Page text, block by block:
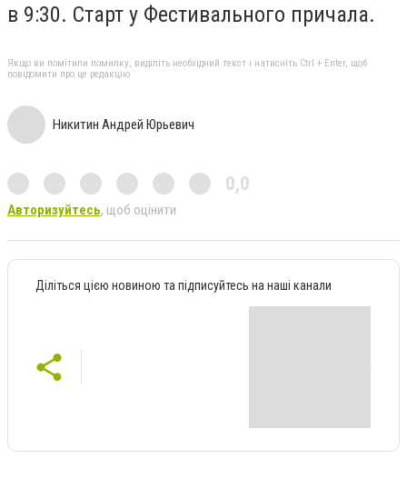
в 9:30. Старт у Фестивального причала.
Якщо ви помітили помилку, виділіть необхідний текст і натисніть Ctrl + Enter, щоб
повідомити про це редакцію
Никитин Андрей Юрьевич
0,0
Авторизуйтесь, щоб оцінити
Діліться цією новиною та підписуйтесь на наші канали